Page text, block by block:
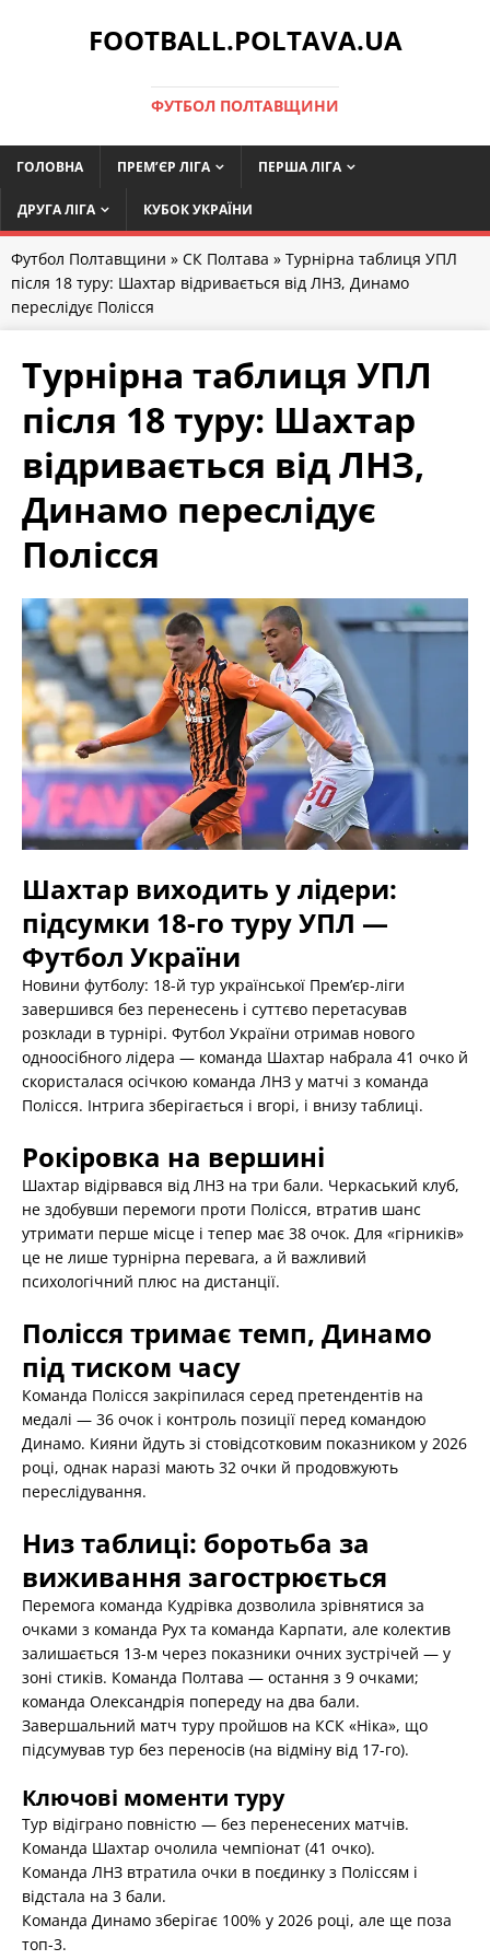
FOOTBALL.POLTAVA.UA
ФУТБОЛ ПОЛТАВЩИНИ
ГОЛОВНА ПРЕМ’ЄР ЛІГА ПЕРША ЛІГА
ДРУГА ЛІГА КУБОК УКРАЇНИ
Футбол Полтавщини » СК Полтава » Турнірна таблиця УПЛ
після 18 туру: Шахтар відривається від ЛНЗ, Динамо
переслідує Полісся
Турнірна таблиця УПЛ
після 18 туру: Шахтар
відривається від ЛНЗ,
Динамо переслідує
Полісся
Шахтар виходить у лідери:
підсумки 18-го туру УПЛ —
Футбол України
Новини футболу: 18-й тур української Прем’єр-ліги
завершився без перенесень і суттєво перетасував
розклади в турнірі. Футбол України отримав нового
одноосібного лідера — команда Шахтар набрала 41 очко й
скористалася осічкою команда ЛНЗ у матчі з команда
Полісся. Інтрига зберігається і вгорі, і внизу таблиці.
Рокіровка на вершині
Шахтар відірвався від ЛНЗ на три бали. Черкаський клуб,
не здобувши перемоги проти Полісся, втратив шанс
утримати перше місце і тепер має 38 очок. Для «гірників»
це не лише турнірна перевага, а й важливий
психологічний плюс на дистанції.
Полісся тримає темп, Динамо
під тиском часу
Команда Полісся закріпилася серед претендентів на
медалі — 36 очок і контроль позиції перед командою
Динамо. Кияни йдуть зі стовідсотковим показником у 2026
році, однак наразі мають 32 очки й продовжують
переслідування.
Низ таблиці: боротьба за
виживання загострюється
Перемога команда Кудрівка дозволила зрівнятися за
очками з команда Рух та команда Карпати, але колектив
залишається 13-м через показники очних зустрічей — у
зоні стиків. Команда Полтава — остання з 9 очками;
команда Олександрія попереду на два бали.
Завершальний матч туру пройшов на КСК «Ніка», що
підсумував тур без переносів (на відміну від 17-го).
Ключові моменти туру
Тур відіграно повністю — без перенесених матчів.
Команда Шахтар очолила чемпіонат (41 очко).
Команда ЛНЗ втратила очки в поєдинку з Поліссям і
відстала на 3 бали.
Команда Динамо зберігає 100% у 2026 році, але ще поза
топ-3.